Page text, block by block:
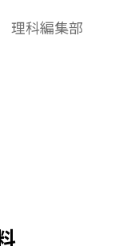
理科編集部